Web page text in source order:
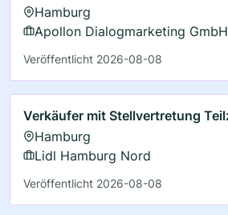
Hamburg
Apollon Dialogmarketing GmbH
Veröffentlicht 2026-08-08
Verkäufer mit Stellvertretung
Hamburg
Lidl Hamburg Nord
Veröffentlicht 2026-08-08